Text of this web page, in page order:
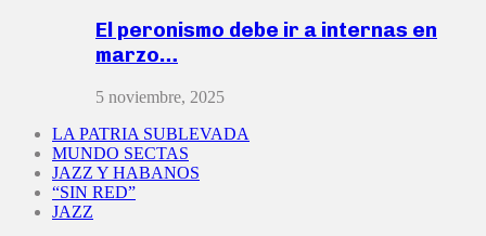
El peronismo debe ir a internas en
marzo…
5 noviembre, 2025
LA PATRIA SUBLEVADA
MUNDO SECTAS
JAZZ Y HABANOS
“SIN RED”
JAZZ